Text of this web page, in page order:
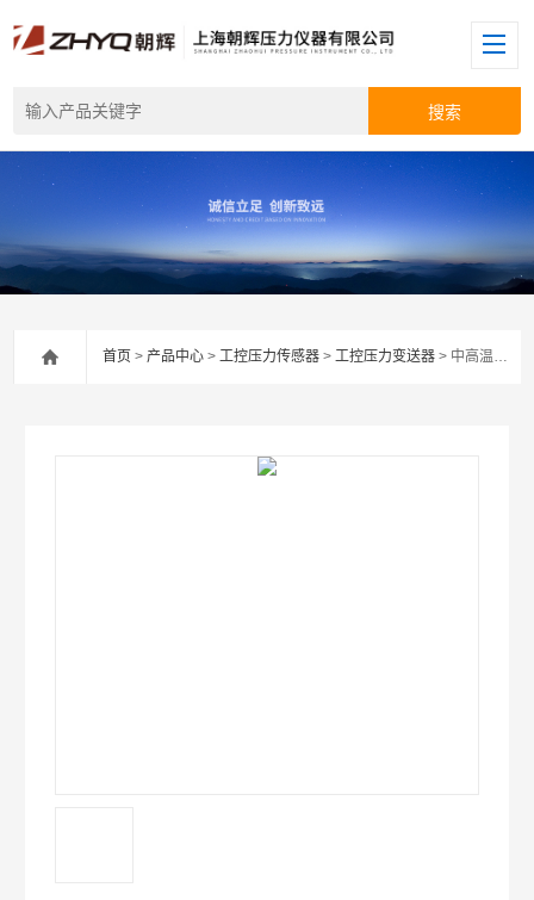
首页 >产品中心 >工控压力传感器 >工控压力变送器 > 中高温压力变送器